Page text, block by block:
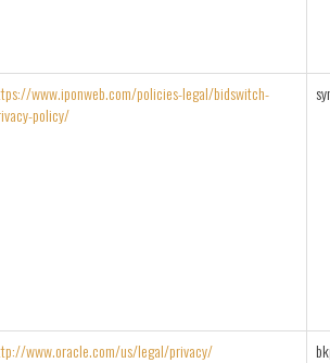
www.iponweb.com/policies-legal/bidswitch-
policy/
www.oracle.com/us/legal/privacy/